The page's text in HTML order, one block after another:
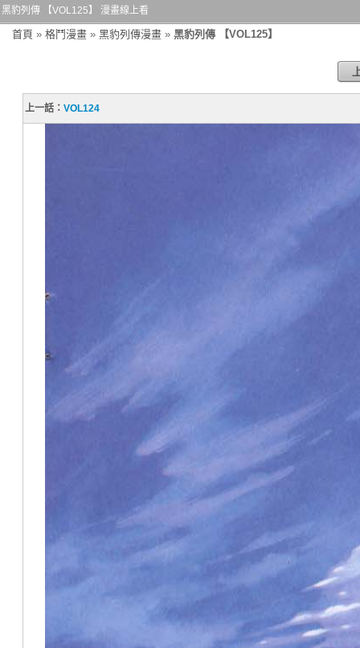
黑豹列傳 【VOL125】 漫畫線上看
首頁 » 格鬥漫畫 » 黑豹列傳漫畫 » 黑豹列傳 【VOL125】
上一話：VOL124